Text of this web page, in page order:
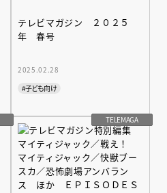
テレビマガジン ２０２５
年 春号
2025.02.28
#子ども向け
TELEMAGA